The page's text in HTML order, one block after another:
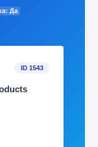
Да
ID 1543